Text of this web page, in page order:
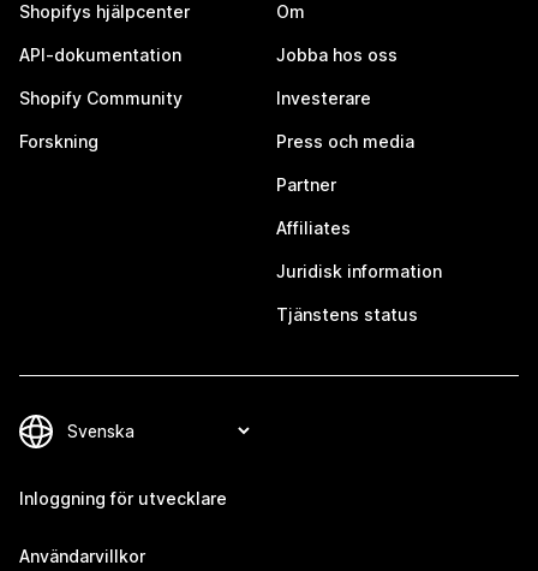
Shopifys hjälpcenter
API-dokumentation
Shopify Community
Forskning
Om
Jobba hos oss
Investerare
Press och media
Partner
Affiliates
Juridisk information
Tjänstens status
Inloggning för utvecklare
Användarvillkor